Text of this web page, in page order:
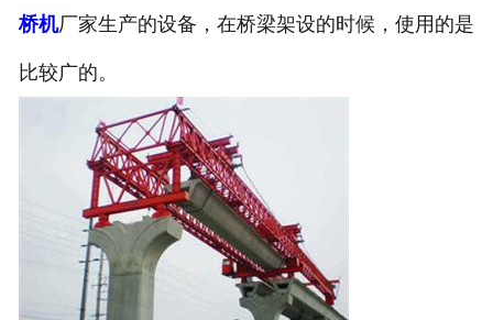
企业视频
桥机厂家生产的设备，在桥梁架设的时候，使用的是
比较广的。